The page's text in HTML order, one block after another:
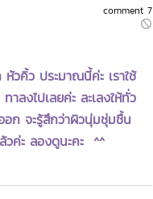
comment 7
วคิ้ว ประมาณนี้ค่ะ เราใช้
าลงไปเลยค่ะ ละเลงให้ทั่ว
อก จะรู้สึกว่าผิวนุ่มชุ่มชื้น
วค่ะ ลองดูนะคะ ^^